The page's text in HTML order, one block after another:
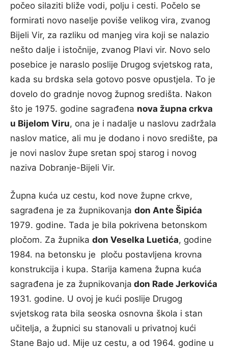
počeo silaziti bliže vodi, polju i cesti. Počelo se
formirati novo naselje poviše velikog vira, zvanog
Bijeli Vir, za razliku od manjeg vira koji se nalazio
nešto dalje i istočnije, zvanog Plavi vir. Novo selo
posebice je naraslo poslije Drugog svjetskog rata,
kada su brdska sela gotovo posve opustjela. To je
dovelo do gradnje novog župnog središta. Nakon
što je 1975. godine sagrađena nova župna crkva
u Bijelom Viru, ona je i nadalje u naslovu zadržala
naslov matice, ali mu je dodano i novo središte, pa
je novi naslov župe sretan spoj starog i novog
naziva Dobranje-Bijeli Vir.
Župna kuća uz cestu, kod nove župne crkve,
sagrađena je za župnikovanja don Ante Šipića
1979. godine. Tada je bila pokrivena betonskom
pločom. Za župnika don Veselka Luetića, godine
1984. na betonsku je ploču postavljena krovna
konstrukcija i kupa. Starija kamena župna kuća
sagrađena je za župnikovanja don Rade Jerkovića
1931. godine. U ovoj je kući poslije Drugog
svjetskog rata bila seoska osnovna škola i stan
učitelja, a župnici su stanovali u privatnoj kući
Stane Bajo ud. Mije uz cestu, a od 1964. godine u